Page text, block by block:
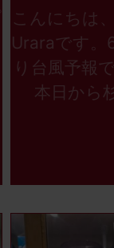
こんにちは
Uraraです。
り台風予報
本日から